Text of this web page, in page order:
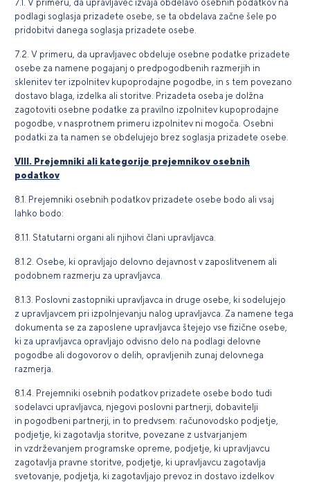
7.1. V primeru, da upravljavec izvaja obdelavo osebnih podatkov na
podlagi soglasja prizadete osebe, se ta obdelava začne šele po
pridobitvi danega soglasja prizadete osebe.
7.2. V primeru, da upravljavec obdeluje osebne podatke prizadete
osebe za namene pogajanj o predpogodbenih razmerjih in
sklenitev ter izpolnitev kupoprodajne pogodbe, in s tem povezano
dostavo blaga, izdelka ali storitve. Prizadeta oseba je dolžna
zagotoviti osebne podatke za pravilno izpolnitev kupoprodajne
pogodbe, v nasprotnem primeru izpolnitev ni mogoča. Osebni
podatki za ta namen se obdelujejo brez soglasja prizadete osebe.
VIII. Prejemniki ali kategorije prejemnikov osebnih
podatkov
8.1. Prejemniki osebnih podatkov prizadete osebe bodo ali vsaj
lahko bodo:
8.1.1. Statutarni organi ali njihovi člani upravljavca.
8.1.2. Osebe, ki opravljajo delovno dejavnost v zaposlitvenem ali
podobnem razmerju za upravljavca.
8.1.3. Poslovni zastopniki upravljavca in druge osebe, ki sodelujejo
z upravljavcem pri izpolnjevanju nalog upravljavca. Za namene tega
dokumenta se za zaposlene upravljavca štejejo vse fizične osebe,
ki za upravljavca opravljajo odvisno delo na podlagi delovne
pogodbe ali dogovorov o delih, opravljenih zunaj delovnega
razmerja.
8.1.4. Prejemniki osebnih podatkov prizadete osebe bodo tudi
sodelavci upravljavca, njegovi poslovni partnerji, dobavitelji
in pogodbeni partnerji, in to predvsem: računovodsko podjetje,
podjetje, ki zagotavlja storitve, povezane z ustvarjanjem
in vzdrževanjem programske opreme, podjetje, ki upravljavcu
zagotavlja pravne storitve, podjetje, ki upravljavcu zagotavlja
svetovanje, podjetja, ki zagotavljajo prevoz in dostavo izdelkov